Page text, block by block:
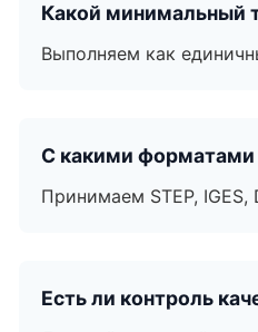
Какой минимальный
Выполняем как
С какими форматами
Принимаем STEP, IGES,
Есть ли контроль